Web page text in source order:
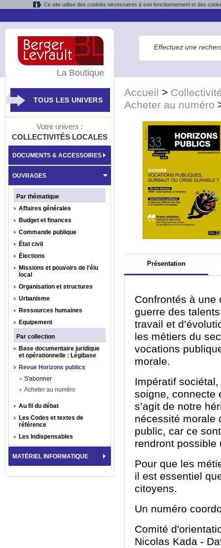
Ce site utilise des cookies nécessaires à son fonctionnement et des
Accueil >
Acheter au numéro
Présentation
Confrontés à une
guerre des
travail et
les métiers du
vocations
morale.
Impératif
soigne, connecte
s’agit de notre
nécessité morale
public, car ce
rendront possible
Pour que les
il est essentiel
citoyens.
Un numéro
Comité
Nicolas Kada -
La Boutique
TOUS LES UNIVERS
Votre univers :
COLLECTIVITÉS LOCALES
DOCUMENTS & ACCESSOIRES
OUVRAGES
Par thématique
Affaires générales
Budget et finances
Commande publique
État civil
Élections
Missions et pouvoirs de l'élu
local
Organisation et structures
Urbanisme
Ressources humaines
Equipement
Par collection
Base documentaire juridique
et opérationnelle : Légibase
Revue Horizons publics
S'abonner
Acheter au numéro
Au fil du débat
Les Codes et textes de
référence
Les Indispensables
MATÉRIEL INFORMATIQUE